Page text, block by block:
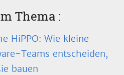
Thema :
HiPPO: Wie kleine
Teams entscheiden,
bauen